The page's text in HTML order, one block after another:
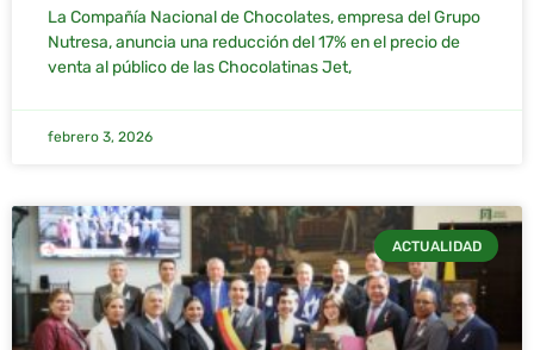
La Compañía Nacional de Chocolates, empresa del Grupo
Nutresa, anuncia una reducción del 17% en el precio de
venta al público de las Chocolatinas Jet,
febrero 3, 2026
ACTUALIDAD